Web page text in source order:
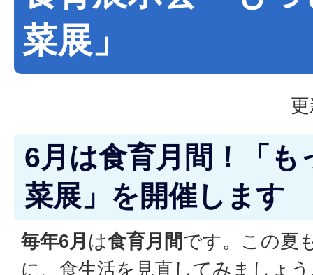
菜展」
6月は食育月間！「も
菜展」を開催します
毎年6月 は食育月間です。この夏
に、食生活を見直してみましょ